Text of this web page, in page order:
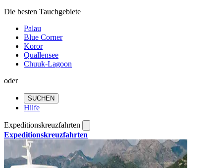
Die besten Tauchgebiete
Palau
Blue Corner
Koror
Quallensee
Chuuk-Lagoon
oder
SUCHEN
Hilfe
Expeditionskreuzfahrten
Expeditionskreuzfahrten